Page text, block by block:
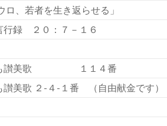
ロ、若者を生き返らせる」
行録 ２０：７－１６
も讃美歌 １１４番
讃美歌 ２-４-１番 （自由献金です）